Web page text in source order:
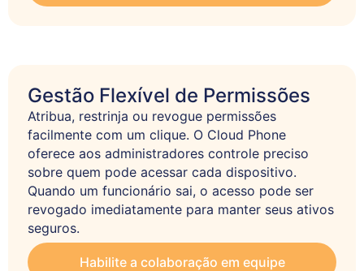
Gestão Flexível de Permissões
Atribua, restrinja ou revogue permissões
facilmente com um clique. O Cloud Phone
oferece aos administradores controle preciso
sobre quem pode acessar cada dispositivo.
Quando um funcionário sai, o acesso pode ser
revogado imediatamente para manter seus ativos
seguros.
Habilite a colaboração em equipe